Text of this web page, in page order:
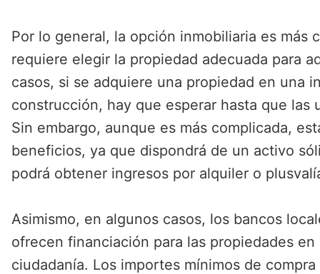
Por lo general, la opción inmobiliaria es más
requiere elegir la propiedad adecuada para
casos, si se adquiere una propiedad en una
construcción, hay que esperar hasta que las
Sin embargo, aunque es más complicada,
beneficios, ya que dispondrá de un activo
podrá obtener ingresos por alquiler o
Asimismo, en algunos casos, los bancos
ofrecen financiación para las propiedades
ciudadanía. Los importes mínimos de